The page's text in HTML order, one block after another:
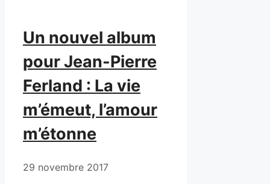
Un nouvel album
pour Jean-Pierre
Ferland : La vie
m’émeut, l’amour
m’étonne
29 novembre 2017